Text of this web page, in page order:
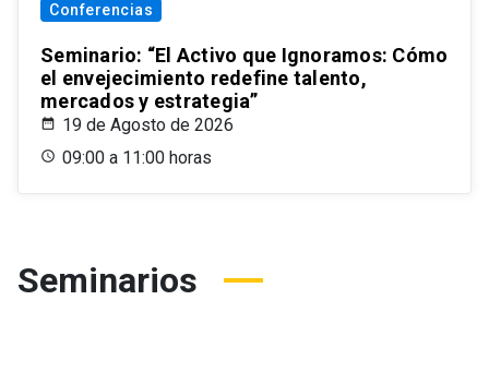
Conferencias
Seminario: “El Activo que Ignoramos: Cómo
el envejecimiento redefine talento,
mercados y estrategia”
19 de Agosto de 2026
09:00 a 11:00 horas
Seminarios